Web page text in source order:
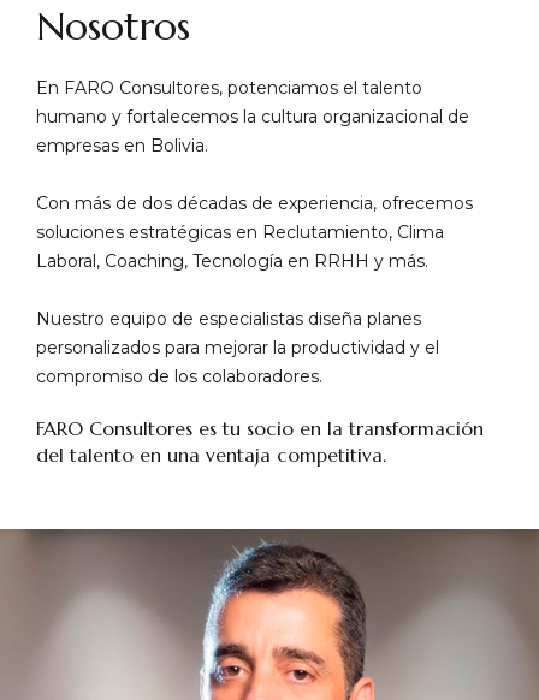
Nosotros
En FARO Consultores, potenciamos el talento
humano y fortalecemos la cultura organizacional de
empresas en Bolivia.
Con más de dos décadas de experiencia, ofrecemos
soluciones estratégicas en Reclutamiento, Clima
Laboral, Coaching, Tecnología en RRHH y más.
Nuestro equipo de especialistas diseña planes
personalizados para mejorar la productividad y el
compromiso de los colaboradores.
FARO Consultores es tu socio en la transformación
del talento en una ventaja competitiva.